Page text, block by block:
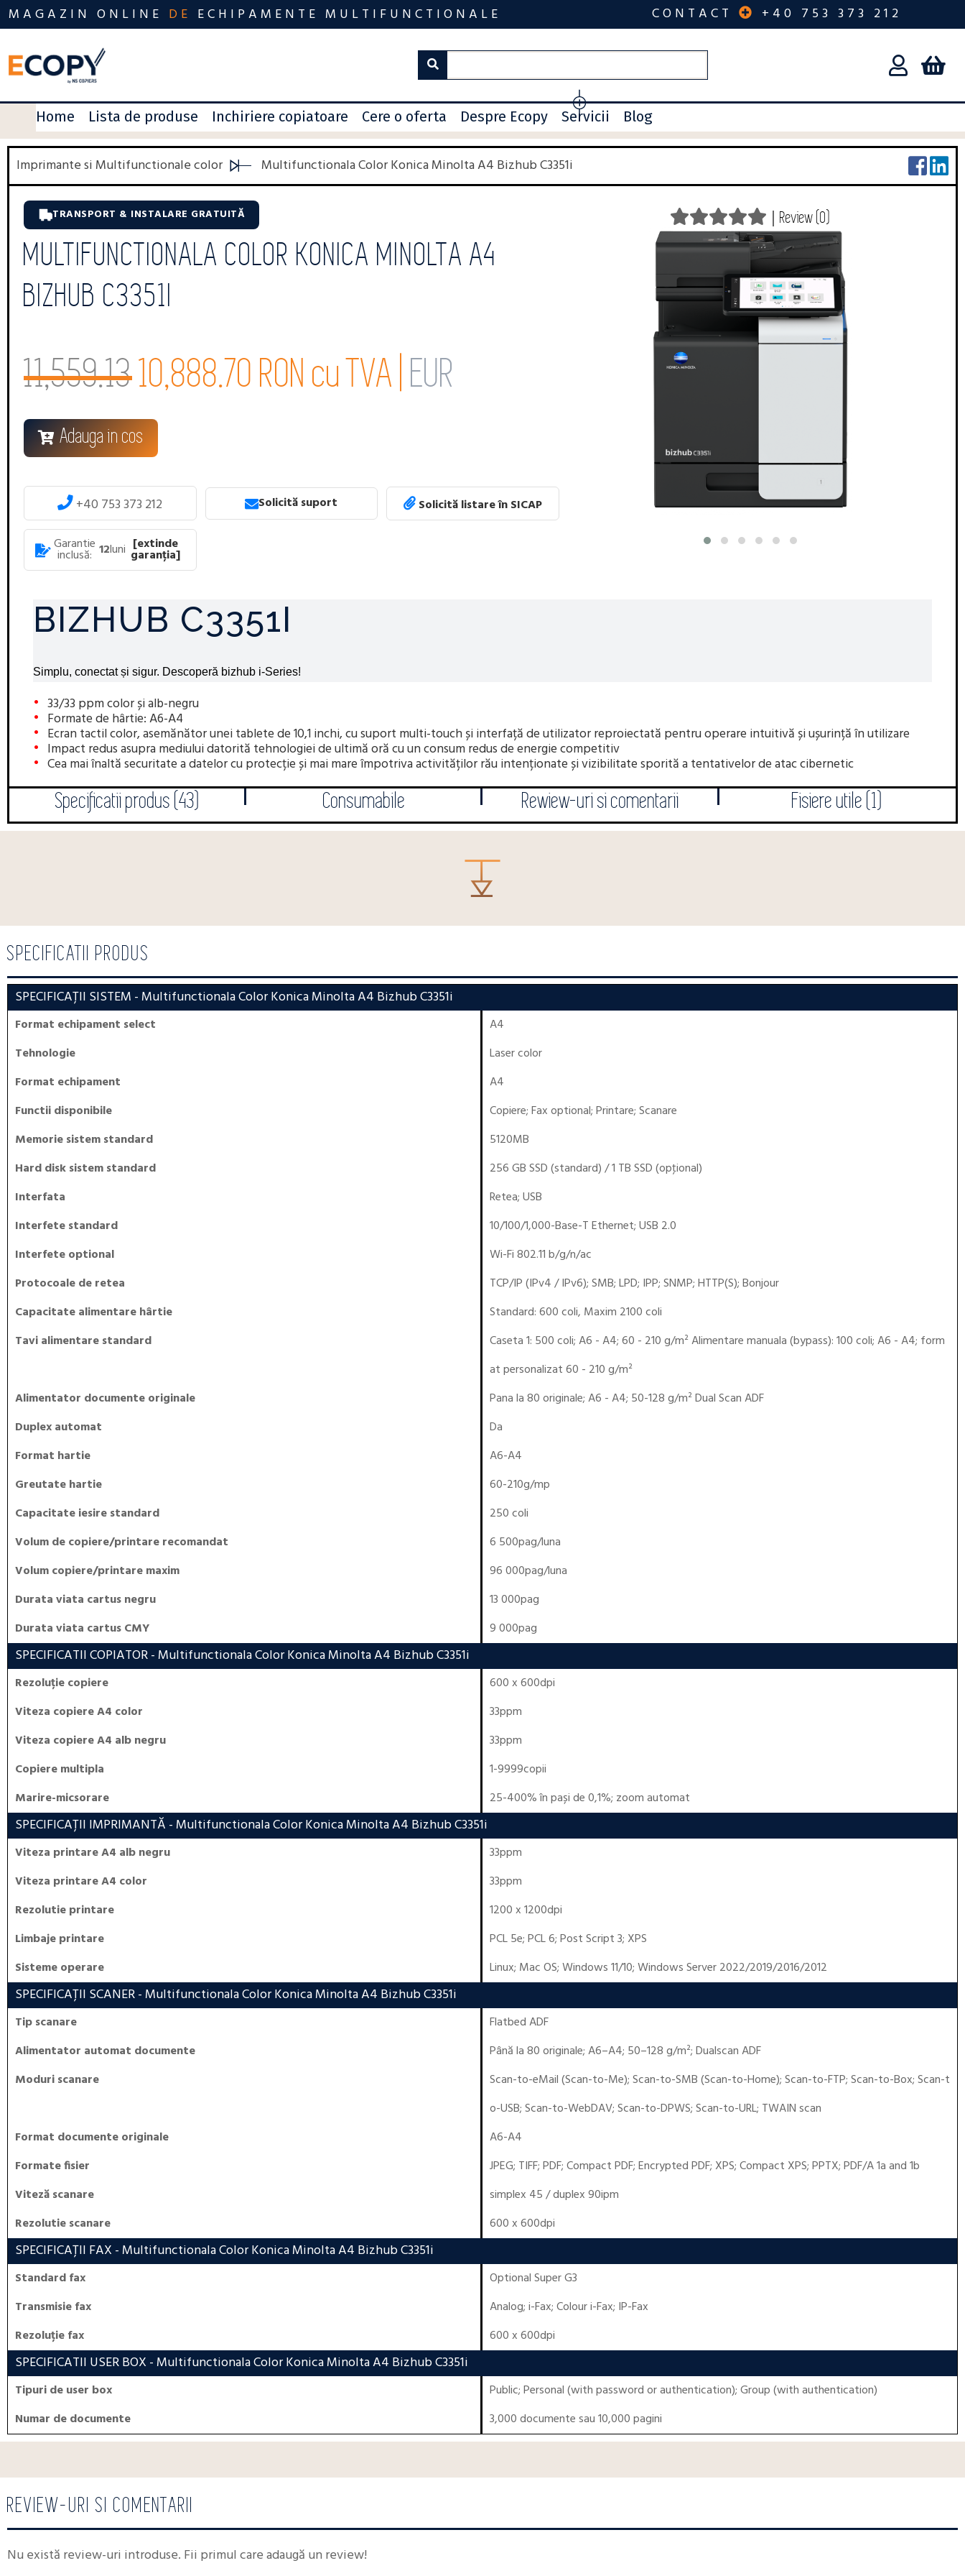
MAGAZIN ONLINE DE ECHIPAMENTE MULTIFUNCTIONALE CONTACT +40 753 373 212
Home Lista de produse Inchiriere copiatoare Cere o oferta Despre Ecopy Servicii Blog
Imprimante si Multifunctionale color Multifunctionala Color Konica Minolta A4 Bizhub C3351i
TRANSPORT & INSTALARE GRATUITĂ
MULTIFUNCTIONALA COLOR KONICA MINOLTA A4
BIZHUB C3351I
11,559.1310,888.70 RON cu TVA | EUR
Adauga in cos
+40 753 373 212 Solicită suport Solicită listare în SICAP
Garantie
inclusă: 12luni [extinde
garanția]
|Review (0)
BIZHUB C3351I
Simplu, conectat și sigur. Descoperă bizhub i-Series!
33/33 ppm color și alb-negru
Formate de hârtie: A6-A4
Ecran tactil color, asemănător unei tablete de 10,1 inchi, cu suport multi-touch și interfață de utilizator reproiectată pentru operare intuitivă și ușurință în utilizare
Impact redus asupra mediului datorită tehnologiei de ultimă oră cu un consum redus de energie competitiv
Cea mai înaltă securitate a datelor cu protecție și mai mare împotriva activităților rău intenționate și vizibilitate sporită a tentativelor de atac cibernetic
Specificatii produs (43) Consumabile Rewiew-uri si comentarii Fisiere utile (1)
SPECIFICATII PRODUS
SPECIFICAȚII SISTEM - Multifunctionala Color Konica Minolta A4 Bizhub C3351i
Format echipament select
A4
Tehnologie
Laser color
Format echipament
A4
Functii disponibile
Copiere;Fax optional;Printare;Scanare
Memorie sistem standard
5120MB
Hard disk sistem standard
256 GB SSD (standard) / 1 TB SSD (opţional)
Interfata
Retea;USB
Interfete standard
10/100/1,000-Base-T Ethernet; USB 2.0
Interfete optional
Wi-Fi 802.11 b/g/n/ac
Protocoale de retea
TCP/IP (IPv4 / IPv6); SMB; LPD; IPP; SNMP; HTTP(S); Bonjour
Capacitate alimentare hârtie
Standard: 600 coli, Maxim 2100 coli
Tavi alimentare standard
Caseta 1: 500 coli; A6 - A4; 60 - 210 g/m² Alimentare manuala (bypass): 100 coli; A6 - A4; form
at personalizat 60 - 210 g/m²
Alimentator documente originale
Pana la 80 originale; A6 - A4; 50-128 g/m² Dual Scan ADF
Duplex automat
Da
Format hartie
A6-A4
Greutate hartie
60-210g/mp
Capacitate iesire standard
250 coli
Volum de copiere/printare recomandat
6 500pag/luna
Volum copiere/printare maxim
96 000pag/luna
Durata viata cartus negru
13 000pag
Durata viata cartus CMY
9 000pag
SPECIFICATII COPIATOR- Multifunctionala Color Konica Minolta A4 Bizhub C3351i
Rezoluție copiere
600 x 600dpi
Viteza copiere A4 color
33ppm
Viteza copiere A4 alb negru
33ppm
Copiere multipla
1-9999copii
Marire-micsorare
25-400% în pași de 0,1%; zoom automat
SPECIFICAȚII IMPRIMANTĂ - Multifunctionala Color Konica Minolta A4 Bizhub C3351i
Viteza printare A4 alb negru
33ppm
Viteza printare A4 color
33ppm
Rezolutie printare
1200 x 1200dpi
Limbaje printare
PCL 5e;PCL 6;Post Script 3; XPS
Sisteme operare
Linux; Mac OS;Windows 11/10;Windows Server 2022/2019/2016/2012
SPECIFICAȚII SCANER- Multifunctionala Color Konica Minolta A4 Bizhub C3351i
Tip scanare
Flatbed ADF
Alimentator automat documente
Până la 80 originale; A6–A4; 50–128 g/m²; Dualscan ADF
Moduri scanare
Scan-to-eMail (Scan-to-Me); Scan-to-SMB (Scan-to-Home); Scan-to-FTP; Scan-to-Box; Scan-t
o-USB; Scan-to-WebDAV; Scan-to-DPWS; Scan-to-URL; TWAIN scan
Format documente originale
A6-A4
Formate fisier
JPEG; TIFF; PDF; Compact PDF; Encrypted PDF; XPS; Compact XPS; PPTX; PDF/A 1a and 1b
Viteză scanare
simplex 45 / duplex 90ipm
Rezolutie scanare
600 x 600dpi
SPECIFICAȚII FAX - Multifunctionala Color Konica Minolta A4 Bizhub C3351i
Standard fax
Optional Super G3
Transmisie fax
Analog; i-Fax; Colour i-Fax; IP-Fax
Rezoluție fax
600 x 600dpi
SPECIFICATII USER BOX - Multifunctionala Color Konica Minolta A4 Bizhub C3351i
Tipuri de user box
Public; Personal (with password or authentication); Group (with authentication)
Numar de documente
3,000 documente sau 10,000 pagini
REVIEW-URI SI COMENTARII
Nu există review-uri introduse. Fii primul care adaugă un review!